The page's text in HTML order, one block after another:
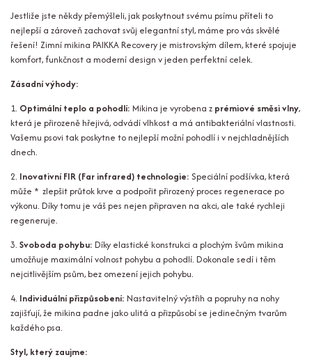
Jestliže jste někdy přemýšleli, jak poskytnout svému psímu příteli to
nejlepší a zároveň zachovat svůj elegantní styl, máme pro vás skvělé
řešení! Zimní mikina PAIKKA Recovery je mistrovským dílem, které spojuje
komfort, funkčnost a moderní design v jeden perfektní celek.
Zásadní výhody:
1. Optimální teplo a pohodlí: Mikina je vyrobena z prémiové směsi vlny,
která je přirozeně hřejivá, odvádí vlhkost a má antibakteriální vlastnosti.
Vašemu psovi tak poskytne to nejlepší možní pohodlí i v nejchladnějších
dnech.
2. Inovativní FIR (Far infrared) technologie: Speciální podšívka, která
může * zlepšit průtok krve a podpořit přirozený proces regenerace po
výkonu. Díky tomu je váš pes nejen připraven na akci, ale také rychleji
regeneruje.
3. Svoboda pohybu: Díky elastické konstrukci a plochým švům mikina
umožňuje maximální volnost pohybu a pohodlí. Dokonale sedí i těm
nejcitlivějším psům, bez omezení jejich pohybu.
4. Individuální přizpůsobení: Nastavitelný výstřih a popruhy na nohy
zajišťují, že mikina padne jako ulitá a přizpůsobí se jedinečným tvarům
každého psa.
Styl, který zaujme: